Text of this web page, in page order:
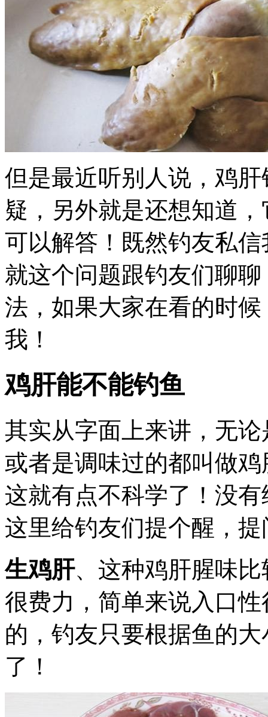
但是最近听别人说，鸡
疑，另外就是还想知道
可以解答！既然钓友私
就这个问题跟钓友们聊
法，如果大家在看的时
我！
鸡肝能不能钓鱼
其实从字面上来讲，无
或者是调味过的都叫做
这就有点不科学了！没
这里给钓友们提个醒，
生鸡肝、这种鸡肝腥味
很费力，简单来说入口
的，钓友只要根据鱼的
了！